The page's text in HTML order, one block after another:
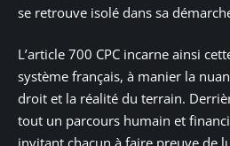
se retrouve isolé dans sa
L’article 700 CPC incarne ainsi
système français, à manier la
droit et la réalité du terrain.
tout un parcours humain et